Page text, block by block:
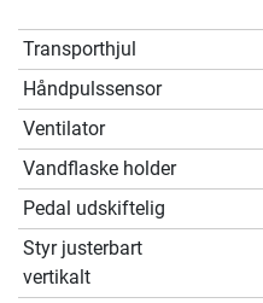
Transporthjul
Håndpulssensor
Ventilator
Vandflaske holder
Pedal udskiftelig
Styr justerbart
vertikalt